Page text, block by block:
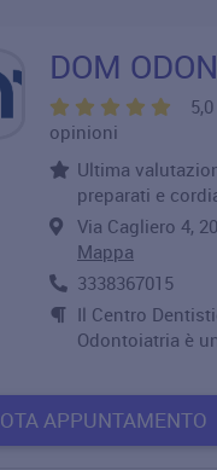
DOM
opinioni
Ultima
preparati e
Via Cagliero 4,
Mappa
3338367015
Il Centro
Odontoiatria è
APPUNTAMENTO